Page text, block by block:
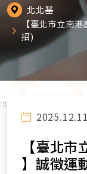
北北基
【臺北市立南
招)
:::
2025.12.11
【臺北
】誠徵運